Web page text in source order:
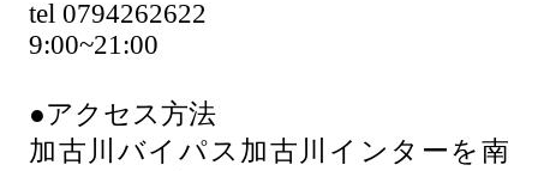
tel 0794262622
9:00~21:00
●アクセス方法
加古川バイパス加古川インターを南